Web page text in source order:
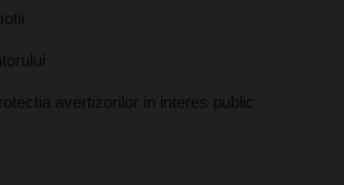
avertizorilor in interes public